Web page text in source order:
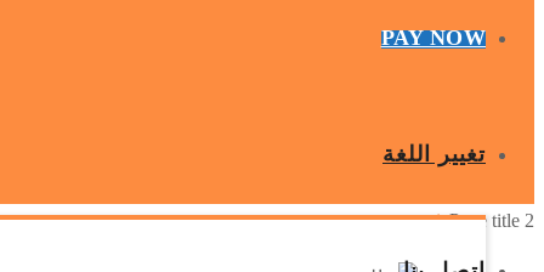
PAY NOW
تغيير اللغة
veneziaPage title 2